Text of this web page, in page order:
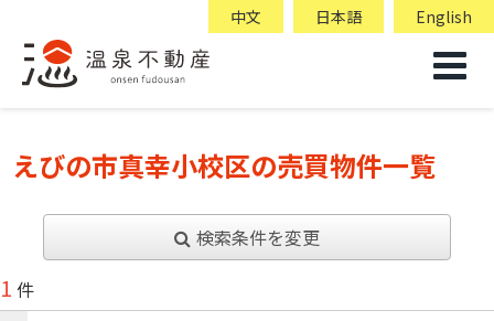
中文 日本語 English
えびの市真幸小校区の売買物件一覧
検索条件を変更
1 件